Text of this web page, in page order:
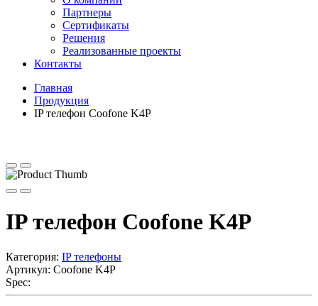
Партнеры
Сертификаты
Решения
Реализованные проекты
Контакты
Главная
Продукция
IP телефон Coofone K4P
IP телефон Coofone K4P
Категория: IP телефоны
Артикул: Coofone K4P
Spec: